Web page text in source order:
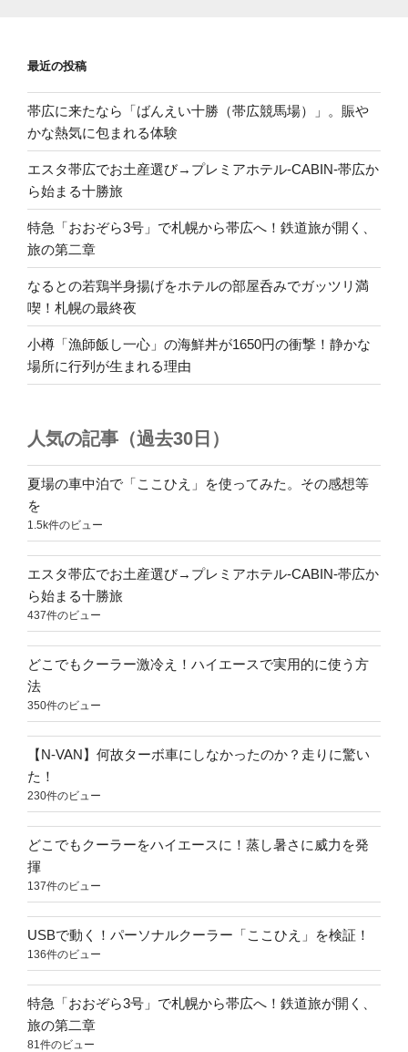
最近の投稿
帯広に来たなら「ばんえい十勝（帯広競馬場）」。賑や
かな熱気に包まれる体験
エスタ帯広でお土産選び→プレミアホテル-CABIN-帯広か
ら始まる十勝旅
特急「おおぞら3号」で札幌から帯広へ！鉄道旅が開く、
旅の第二章
なるとの若鶏半身揚げをホテルの部屋呑みでガッツリ満
喫！札幌の最終夜
小樽「漁師飯し一心」の海鮮丼が1650円の衝撃！静かな
場所に行列が生まれる理由
人気の記事（過去30日）
夏場の車中泊で「ここひえ」を使ってみた。その感想等
を
1.5k件のビュー
エスタ帯広でお土産選び→プレミアホテル-CABIN-帯広か
ら始まる十勝旅
437件のビュー
どこでもクーラー激冷え！ハイエースで実用的に使う方
法
350件のビュー
【N-VAN】何故ターボ車にしなかったのか？走りに驚い
た！
230件のビュー
どこでもクーラーをハイエースに！蒸し暑さに威力を発
揮
137件のビュー
USBで動く！パーソナルクーラー「ここひえ」を検証！
136件のビュー
特急「おおぞら3号」で札幌から帯広へ！鉄道旅が開く、
旅の第二章
81件のビュー